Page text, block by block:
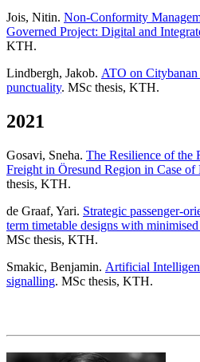
Jois, Nitin. Non-Conformity
Governed Project: Digital and
KTH.
Lindbergh, Jakob. ATO on Citybanan
punctuality. MSc thesis, KTH.
2021
Gosavi, Sneha. The Resilience of the
Freight in Öresund Region in Case
thesis, KTH.
de Graaf, Yari. Strategic passenger-
term timetable designs with
MSc thesis, KTH.
Smakic, Benjamin. Artificial
signalling. MSc thesis, KTH.